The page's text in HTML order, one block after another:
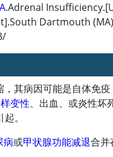
.Adrenal
Dartmouth
其病因可能是自体免疫
变性、出血、或炎性坏
。
病或甲状腺功能减退合并